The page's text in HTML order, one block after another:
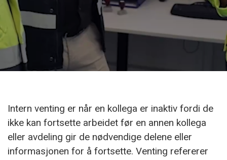
Intern venting er når en kollega er inaktiv fordi de
ikke kan fortsette arbeidet før en annen kollega
eller avdeling gir de nødvendige delene eller
informasjonen for å fortsette. Venting refererer